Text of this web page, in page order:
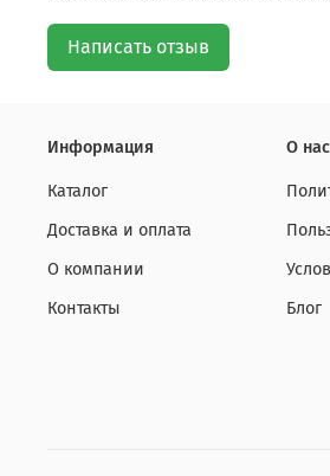
Написать отзыв
Информация
Каталог
Доставка и оплата
О компании
Контакты
О нас
Блог